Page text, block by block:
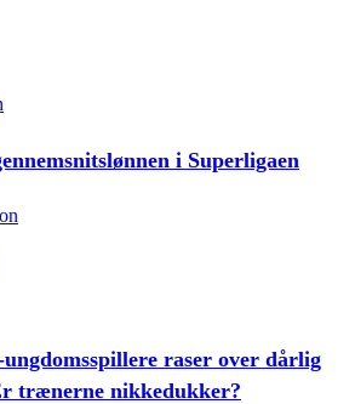
i Superligaen
raser over dårlig
trænerne nikkedukker?